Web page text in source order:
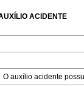
ACIDENTE
O auxílio acidente